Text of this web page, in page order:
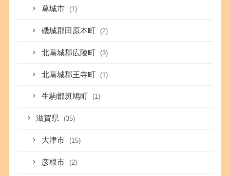
葛城市 (1)
磯城郡田原本町 (2)
北葛城郡広陵町 (3)
北葛城郡王寺町 (1)
生駒郡斑鳩町 (1)
滋賀県 (35)
大津市 (15)
彦根市 (2)